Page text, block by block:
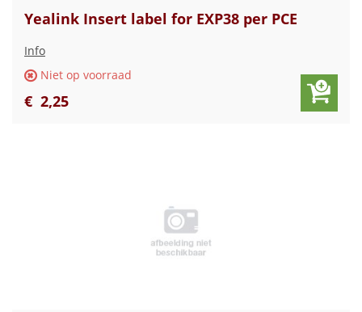
Yealink Insert label for EXP38 per PCE
Info
Niet op voorraad
€ 2,25